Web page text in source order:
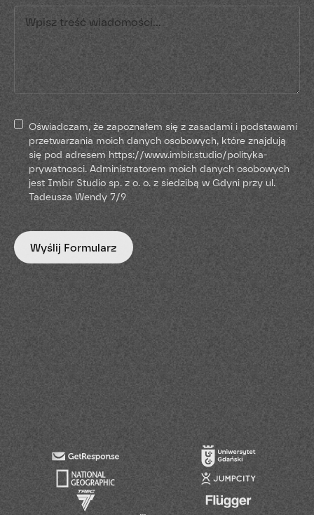
Oświadczam, że zapoznałem się z zasadami i podstawami
przetwarzania moich danych osobowych, które znajdują
się pod adresem https://www.imbir.studio/polityka-
prywatnosci. Administratorem moich danych osobowych
jest Imbir Studio sp. z o. o. z siedzibą w Gdyni przy ul.
Tadeusza Wendy 7/9